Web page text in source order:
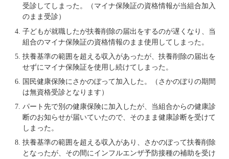
受診してしまった。（マイナ保険証の資格情報が当組合加入
のまま受診）
子どもが就職したが扶養削除の届出をするのが遅くなり、当
組合のマイナ保険証の資格情報のまま使用してしまった。
扶養基準の範囲を超える収入があったが、扶養削除の届出を
せずにマイナ保険証を使用し続けてしまった。
国民健康保険にさかのぼって加入した。（さかのぼりの期間
は無資格受診となります）
パート先で別の健康保険に加入したが、当組合からの健康診
断のお知らせが届いていたので、そのまま健康診断を受けて
しまった。
扶養基準の範囲を超える収入があり、さかのぼって扶養削除
となったが、その間にインフルエンザ予防接種の補助を受け